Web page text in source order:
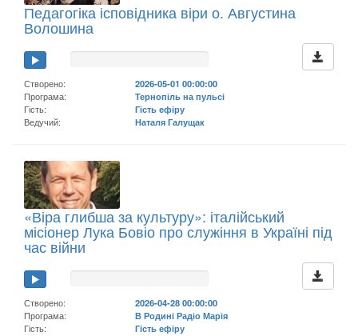
Педагогіка ісповідника віри о. Августина
Волошина
Створено:
2026-05-01 00:00:00
Програма:
Тернопіль на пульсі
Гість:
Гість ефіру
Ведучий:
Наталя Галущак
«Віра глибша за культуру»: італійський
місіонер Лука Бовіо про служіння в Україні під
час війни
Створено:
2026-04-28 00:00:00
Програма:
В Родині Радіо Марія
Гість:
Гість ефіру